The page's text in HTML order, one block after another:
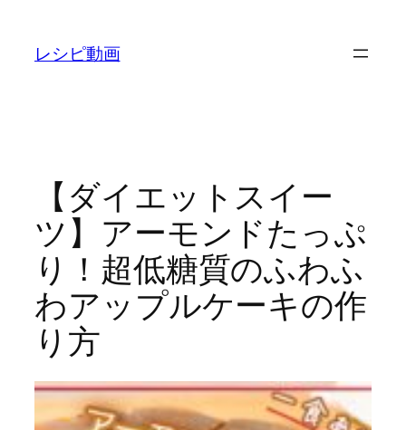
レシピ動画
【ダイエットスイー
ツ】アーモンドたっぷ
り！超低糖質のふわふ
わアップルケーキの作
り方